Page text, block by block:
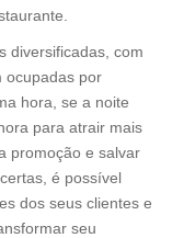
diversificadas, com
ocupadas por
hora, se a noite
para atrair mais
promoção e salvar
é possível
dos seus clientes e
seu